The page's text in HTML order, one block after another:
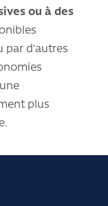
ou à des
par d'autres
plus